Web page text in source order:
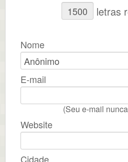
letras
Nome
E-mail
(Seu e-mail
Website
Cidade